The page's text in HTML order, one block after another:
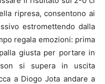
ripresa, consentono ai
estromettendo dalla
regala emozioni: prima
giusta per portare in
si supera in uscita
a Diogo Jota andare a